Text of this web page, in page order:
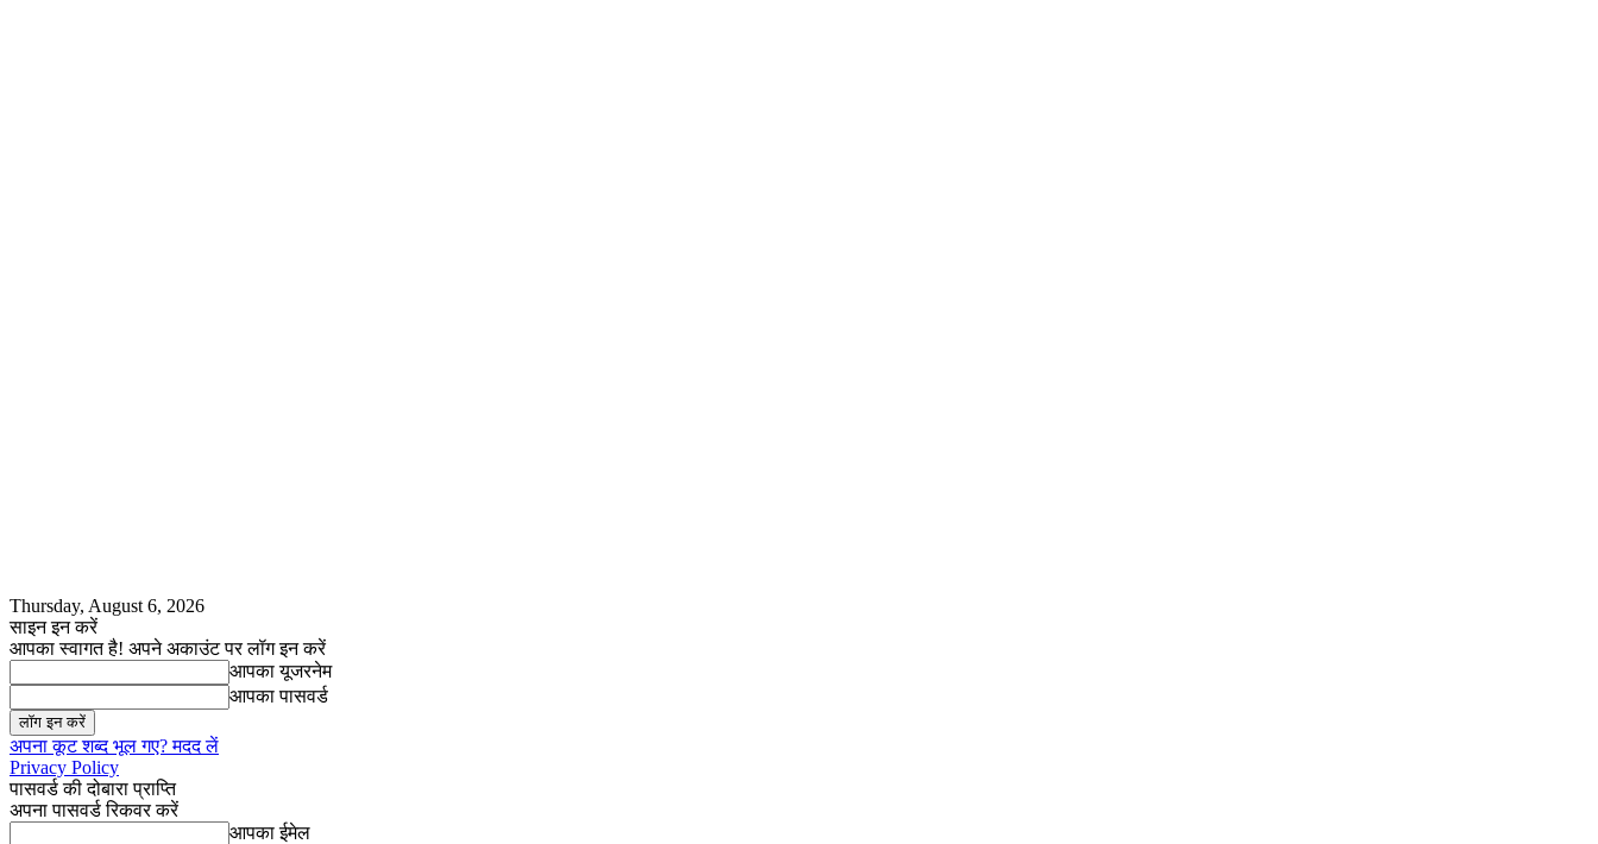
Thursday, August 6, 2026
साइन इन करें
आपका स्वागत है! अपने अकाउंट पर लॉग इन करें
आपका यूजरनेम
आपका पासवर्ड
अपना कूट शब्द भूल गए? मदद लें
Privacy Policy
पासवर्ड की दोबारा प्राप्ति
अपना पासवर्ड रिकवर करें
आपका ईमेल